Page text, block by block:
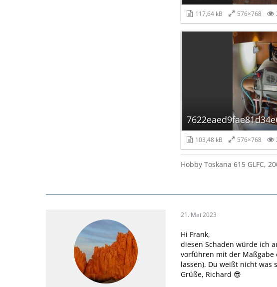
117,64 kB 576×768
103,48 kB 576×768
Hobby Toskana 615 GLFC,
21. Mai 2023
Hi Frank,
diesen Schaden würde ich
vorführen mit der Maßgabe
lassen). Du weißt nicht was
Grüße, Richard 😎